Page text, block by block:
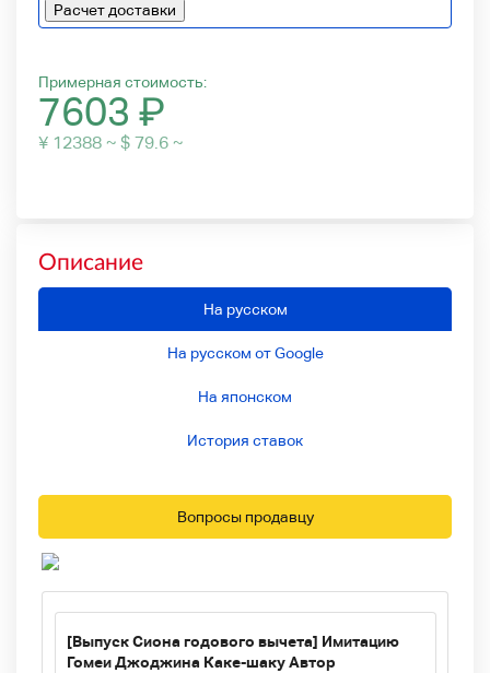
Расчет доставки
Примерная стоимость:
7603 ₽
¥ 12388 ~ $ 79.6 ~
Описание
На русском
На русском от Google
На японском
История ставок
Вопросы продавцу
[Выпуск Сиона годового вычета] Имитацию
Гомеи Джоджина Каке-шаку Автор